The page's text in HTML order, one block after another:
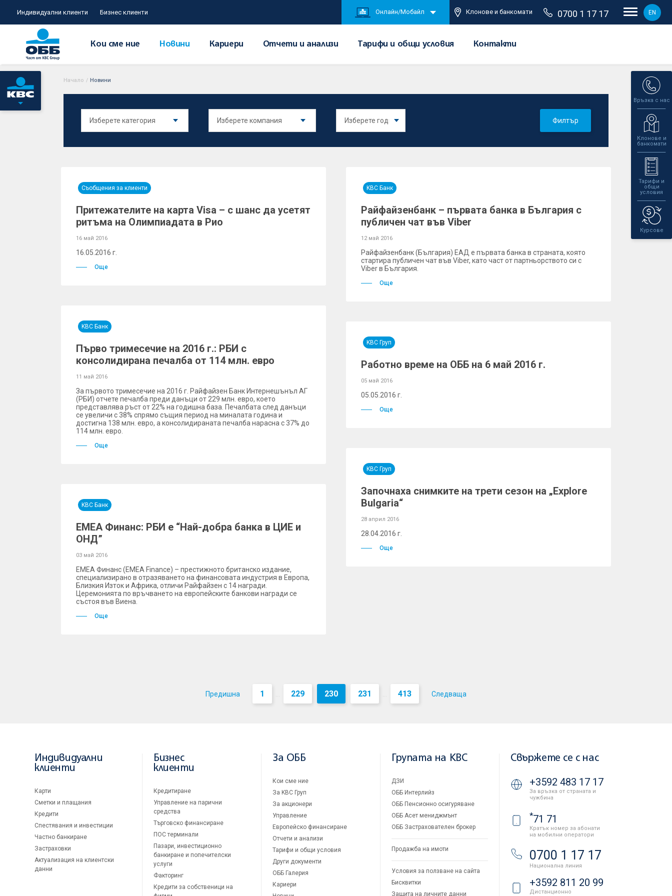
Индивидуални клиенти Бизнес клиенти Онлайн/Мобайл Клонове и банкомати 0700 1 17 17 EN
Кои сме ние Новини Кариери Отчети и анализи Тарифи и общи условия Контакти
Връзка с нас
Клонове и
банкомати
Тарифи и
общи
условия
Курсове
Начало / Новини
Филтър
Съобщения за клиенти
Притежателите на карта Visa – с шанс да усетят
ритъма на Олимпиадата в Рио
16 май 2016
16.05.2016 г.
Още
KBC Банк
Райфайзенбанк – първата банка в България с
публичен чат във Viber
12 май 2016
Райфайзенбанк (България) ЕАД е първата банка в страната, която
стартира публичен чат във Viber, като част от партньорството си с
Viber в България.
Още
KBC Банк
Първо тримесечие на 2016 г.: РБИ с
консолидирана печалба от 114 млн. евро
11 май 2016
За първото тримесечие на 2016 г. Райфайзен Банк Интернешънъл АГ
(РБИ) отчете печалба преди данъци от 229 млн. евро, което
представлява ръст от 22% на годишна база. Печалбата след данъци
се увеличи с 38% спрямо същия период на миналата година и
достигна 138 млн. евро, а консолидираната печалба нарасна с 37% до
114 млн. евро.
Още
KBC Груп
Работно време на ОББ на 6 май 2016 г.
05 май 2016
05.05.2016 г.
Още
KBC Банк
EMEA Финанс: РБИ е “Най-добра банка в ЦИЕ и
ОНД”
03 май 2016
EMEA Финанс (EMEA Finance) – престижното британско издание,
специализирано в отразяването на финансовата индустрия в Европа,
Близкия Изток и Африка, отличи Райфайзен с 14 награди.
Церемонията по връчването на европейските банкови награди се
състоя във Виена.
Още
KBC Груп
Започнаха снимките на трети сезон на „Explore
Bulgaria“
28 април 2016
28.04.2016 г.
Още
Предишна 1 ... 229 230 231 ... 413 Следваща
Индивидуални
клиенти
Карти
Сметки и плащания
Кредити
Спестявания и инвестиции
Частно банкиране
Застраховки
Актуализация на клиентски
данни
Бизнес
клиенти
Кредитиране
Управление на парични
средства
Търговско финансиране
ПОС терминали
Пазари, инвестиционно
банкиране и попечителски
услуги
Факторинг
Кредити за собственици на
За ОББ
Кои сме ние
За KBC Груп
За акционери
Управление
Европейско финансиране
Отчети и анализи
Тарифи и общи условия
Други документи
ОББ Галерия
Кариери
Групата на KBC
ДЗИ
ОББ Интерлийз
ОББ Пенсионно осигуряване
ОББ Асет мениджмънт
ОББ Застрахователен брокер
Продажба на имоти
Условия за ползване на сайта
Бисквитки
Защита на личните данни
Свържете се с нас
+3592 483 17 17
За връзка от страната и
чужбина
*71 71
Кратък номер за абонати
на мобилни оператори
0700 1 17 17
Национална линия
+3592 811 20 99
Дистанционно